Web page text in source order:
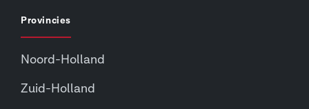
Provincies
Noord-Holland
Zuid-Holland